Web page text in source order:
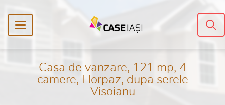
Casa de vanzare, 121 mp, 4
camere, Horpaz, dupa serele
Visoianu